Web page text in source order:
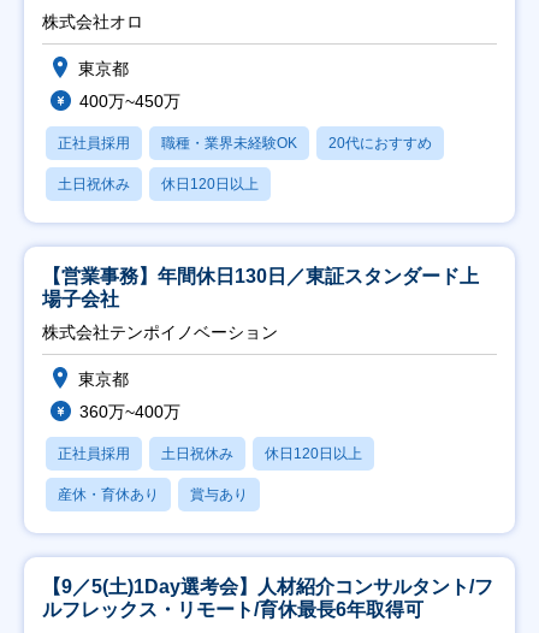
修充実】
株式会社オロ
東京都
400万~450万
正社員採用 職種・業界未経験OK 20代におすすめ
土日祝休み 休日120日以上
【営業事務】年間休日130日／東証スタンダード上
場子会社
株式会社テンポイノベーション
東京都
360万~400万
正社員採用 土日祝休み 休日120日以上
産休・育休あり 賞与あり
【9／5(土)1Day選考会】人材紹介コンサルタント/フ
ルフレックス・リモート/育休最長6年取得可